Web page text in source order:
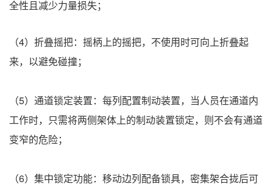
全性且减少力量损失；
（4）折叠摇把：摇柄上的摇把，不使用时可向上折叠起
来，以避免碰撞；
（5）通道锁定装置：每列配置制动装置，当人员在通道内
工作时，只需将两侧架体上的制动装置锁定，则不会有通道
变窄的危险；
（6）集中锁定功能：移动边列配备锁具，密集架合拢后可